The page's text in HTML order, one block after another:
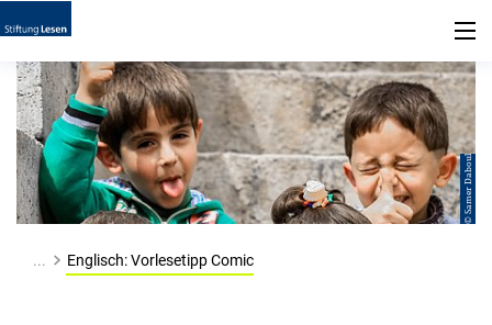
© Samer Daboul
... Englisch: Vorlesetipp Comic